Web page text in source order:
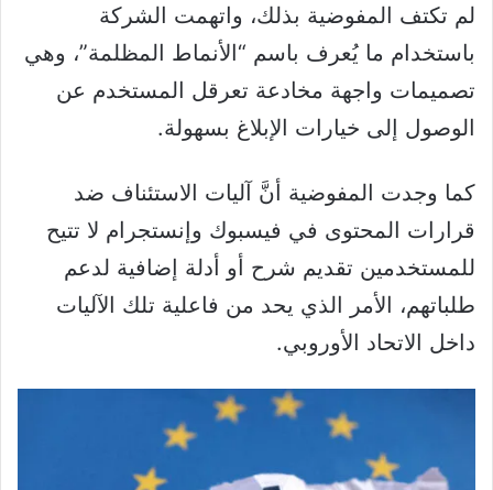
لم تكتف المفوضية بذلك، واتهمت الشركة
باستخدام ما يُعرف باسم “الأنماط المظلمة”، وهي
تصميمات واجهة مخادعة تعرقل المستخدم عن
الوصول إلى خيارات الإبلاغ بسهولة.
كما وجدت المفوضية أنَّ آليات الاستئناف ضد
قرارات المحتوى في فيسبوك وإنستجرام لا تتيح
للمستخدمين تقديم شرح أو أدلة إضافية لدعم
طلباتهم، الأمر الذي يحد من فاعلية تلك الآليات
داخل الاتحاد الأوروبي.